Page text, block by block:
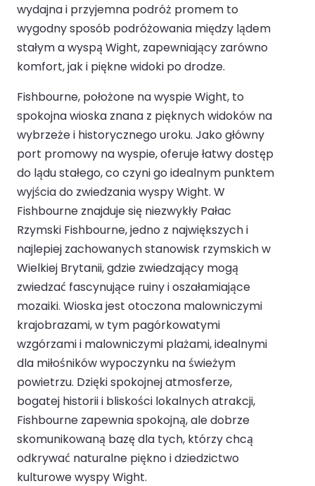
wydajna i przyjemna podróż promem to
wygodny sposób podróżowania między lądem
stałym a wyspą Wight, zapewniający zarówno
komfort, jak i piękne widoki po drodze.
Fishbourne, położone na wyspie Wight, to
spokojna wioska znana z pięknych widoków na
wybrzeże i historycznego uroku. Jako główny
port promowy na wyspie, oferuje łatwy dostęp
do lądu stałego, co czyni go idealnym punktem
wyjścia do zwiedzania wyspy Wight. W
Fishbourne znajduje się niezwykły Pałac
Rzymski Fishbourne, jedno z największych i
najlepiej zachowanych stanowisk rzymskich w
Wielkiej Brytanii, gdzie zwiedzający mogą
zwiedzać fascynujące ruiny i oszałamiające
mozaiki. Wioska jest otoczona malowniczymi
krajobrazami, w tym pagórkowatymi
wzgórzami i malowniczymi plażami, idealnymi
dla miłośników wypoczynku na świeżym
powietrzu. Dzięki spokojnej atmosferze,
bogatej historii i bliskości lokalnych atrakcji,
Fishbourne zapewnia spokojną, ale dobrze
skomunikowaną bazę dla tych, którzy chcą
odkrywać naturalne piękno i dziedzictwo
kulturowe wyspy Wight.